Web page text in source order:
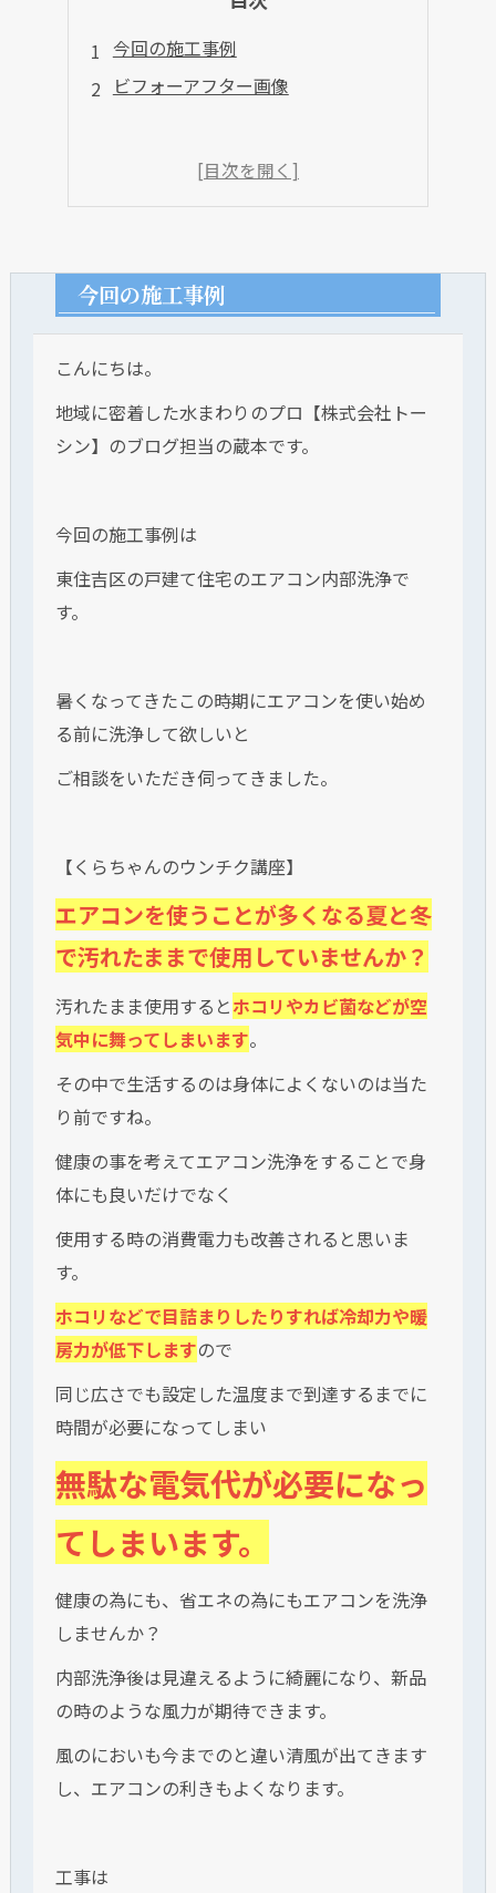
今回の施工事例
ビフォーアフター画像
今回の施工事例
こんにちは。
地域に密着した水まわりのプロ【株式会社トー
シン】のブログ担当の蔵本です。
今回の施工事例は
東住吉区の戸建て住宅のエアコン内部洗浄で
す。
暑くなってきたこの時期にエアコンを使い始め
る前に洗浄して欲しいと
ご相談をいただき伺ってきました。
【くらちゃんのウンチク講座】
エアコンを使うことが多くなる夏と冬
で汚れたままで使用していませんか？
汚れたまま使用するとホコリやカビ菌などが空
気中に舞ってしまいます。
その中で生活するのは身体によくないのは当た
り前ですね。
健康の事を考えてエアコン洗浄をすることで身
体にも良いだけでなく
使用する時の消費電力も改善されると思いま
す。
ホコリなどで目詰まりしたりすれば冷却力や暖
房力が低下しますので
同じ広さでも設定した温度まで到達するまでに
時間が必要になってしまい
無駄な電気代が必要になっ
てしまいます。
健康の為にも、省エネの為にもエアコンを洗浄
しませんか？
内部洗浄後は見違えるように綺麗になり、新品
の時のような風力が期待できます。
風のにおいも今までのと違い清風が出てきます
し、エアコンの利きもよくなります。
工事は